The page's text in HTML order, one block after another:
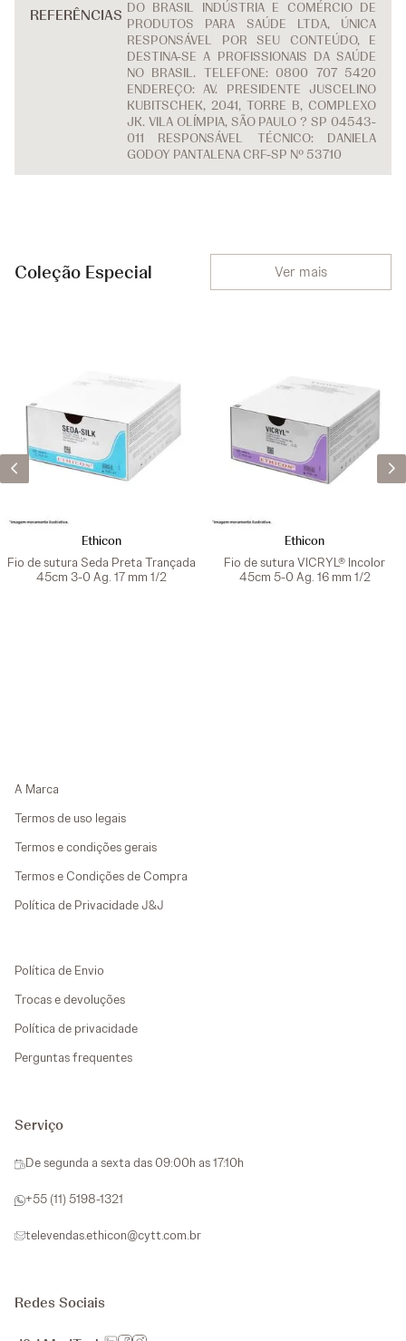
REFERÊNCIAS DO BRASIL INDÚSTRIA E COMÉRCIO DE
PRODUTOS PARA SAÚDE LTDA, ÚNICA
RESPONSÁVEL POR SEU CONTEÚDO, E
DESTINA-SE A PROFISSIONAIS DA SAÚDE
NO BRASIL. TELEFONE: 0800 707 5420
ENDEREÇO: AV. PRESIDENTE JUSCELINO
KUBITSCHEK, 2041, TORRE B, COMPLEXO
JK. VILA OLÍMPIA, SÃO PAULO ? SP 04543-
011 RESPONSÁVEL TÉCNICO: DANIELA
GODOY PANTALENA CRF-SP Nº 53710
Coleção Especial Ver mais
Ethicon
Fio de sutura Seda Preta Trançada
45cm 3-0 Ag. 17 mm 1/2
Ethicon
Fio de sutura VICRYL® Incolor
45cm 5-0 Ag. 16 mm 1/2
A Marca
Termos de uso legais
Termos e condições gerais
Termos e Condições de Compra
Política de Privacidade J&J
Política de Envio
Trocas e devoluções
Política de privacidade
Perguntas frequentes
Serviço
De segunda a sexta das 09:00h as 17:10h
+55 (11) 5198-1321
televendas.ethicon@cytt.com.br
Redes Sociais